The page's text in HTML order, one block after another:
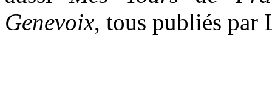
Genevoix, tous publiés par